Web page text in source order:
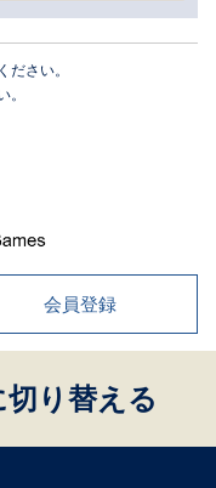
ださい。
。
会員登録
り替える